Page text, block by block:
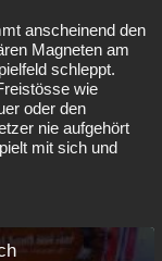
anscheinend den
Magneten am
schleppt.
wie
oder den
nie aufgehört
mit sich und